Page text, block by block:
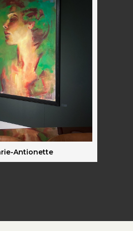
Antionette